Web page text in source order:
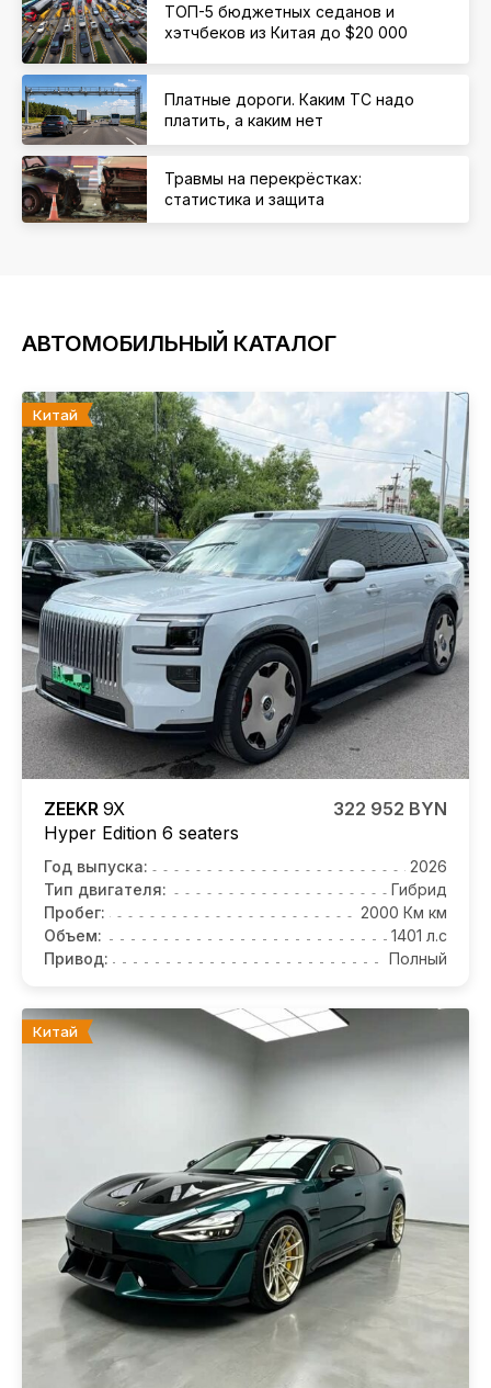
ТОП-5 бюджетных седанов и
хэтчбеков из Китая до $20 000
Платные дороги. Каким ТС надо
платить, а каким нет
Травмы на перекрёстках:
статистика и защита
АВТОМОБИЛЬНЫЙ КАТАЛОГ
Китай
ZEEKR 9X
Hyper Edition 6 seaters
322 952 BYN
Год выпуска:
2026
Тип двигателя:
Гибрид
Пробег:
2000 Км км
Объем:
1401 л.с
Привод:
Полный
Китай